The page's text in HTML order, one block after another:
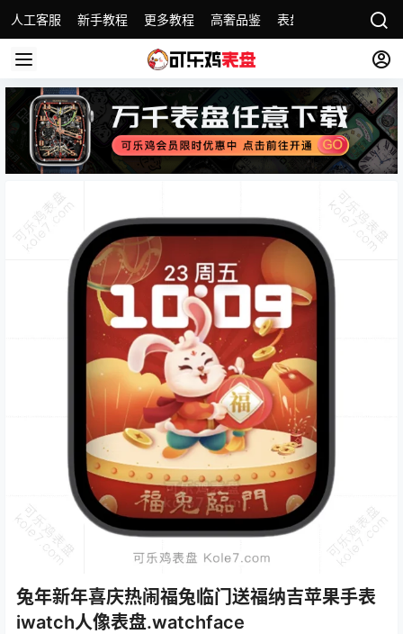
人工客服 新手教程 更多教程 高奢品鉴 表盘精选 名表故事
兔年新年喜庆热闹福兔临门送福纳吉苹果手表
iwatch人像表盘.watchface